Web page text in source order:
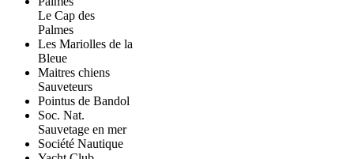
Le Cap des
Palmes
Les Mariolles de la
Bleue
Maitres chiens
Sauveteurs
Pointus de Bandol
Soc. Nat.
Sauvetage en mer
Société Nautique